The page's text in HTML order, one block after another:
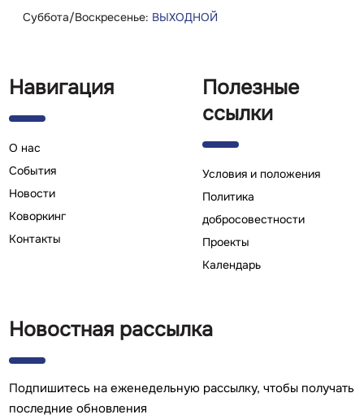
Суббота/Воскресенье: ВЫХОДНОЙ
Навигация
О нас
Cобытия
Новости
Коворкинг
Контакты
Полезные
ссылки
Условия и положения
Политика
добросовестности
Проекты
Календарь
Новостная рассылка
Подпишитесь на еженедельную рассылку, чтобы получать
последние обновления